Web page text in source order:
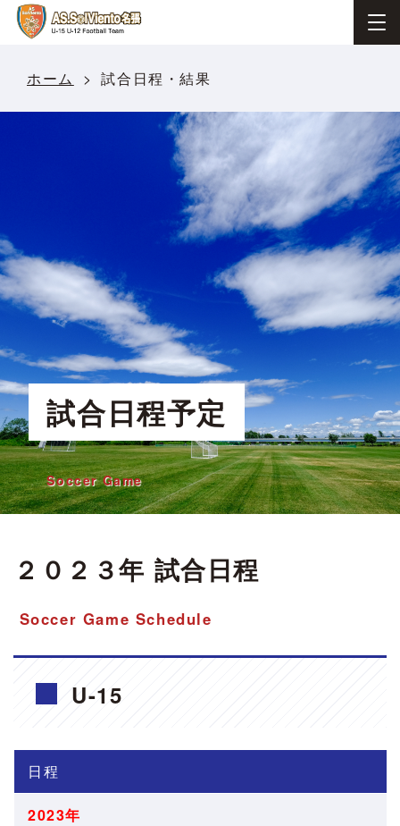
ホーム 試合日程・結果
試合日程予定
Soccer Game
２０２３年 試合日程
Soccer Game Schedule
U-15
日程
2023年